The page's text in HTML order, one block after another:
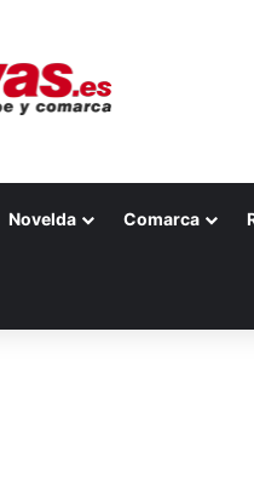
Novelda Comarca